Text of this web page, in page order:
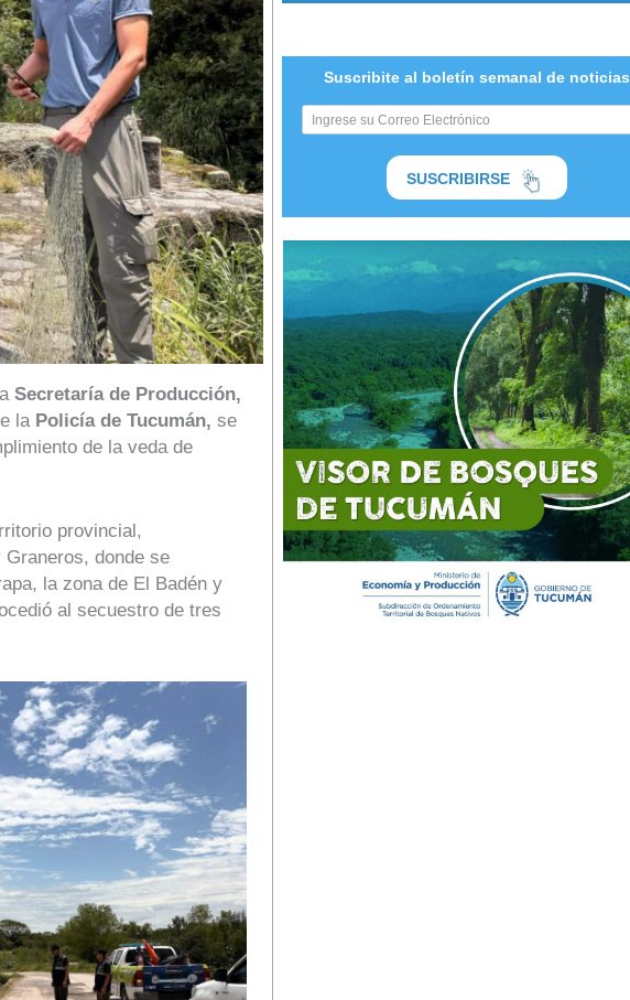
Secretaría de Producción,
la Policía de Tucumán, se
de la veda de
provincial,
donde se
la zona de El Badén y
al secuestro de tres
Suscribite al boletín semanal de noticias
SUSCRIBIRSE